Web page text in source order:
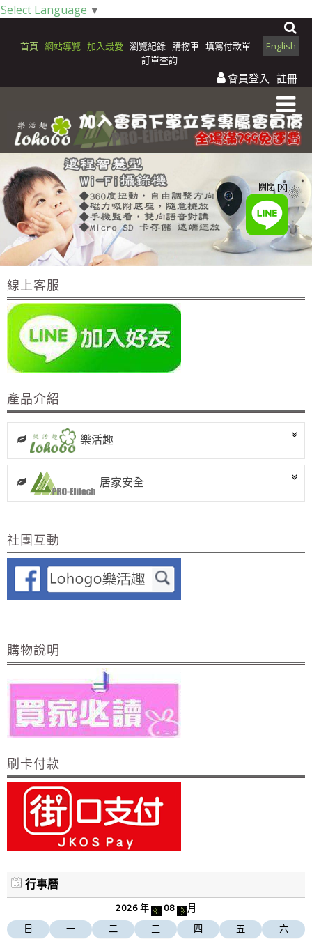
Select Language ▼
首頁 網站導覽 加入最愛 English
瀏覽紀錄 購物車 填寫付款單
訂單查詢
會員登入 註冊
線上客服
產品介紹
樂活趣
居家安全
社團互動
購物說明
刷卡付款
行事曆
2026年 08
月
日
一 二 三 四 五
六
關閉 [X]